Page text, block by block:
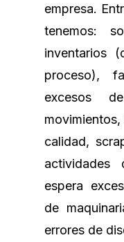
empresa.
tenemos:
inventarios
proceso),
excesos
calidad,
actividades
espera
de
errores de